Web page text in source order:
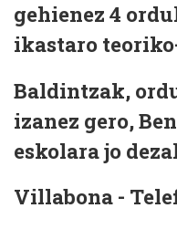
gehienez 4
ikastaro
Baldintzak,
izanez gero,
eskolara jo
Villabona -